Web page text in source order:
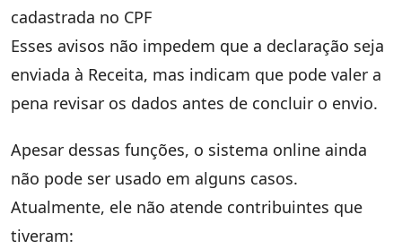
cadastrada no CPF
Esses avisos não impedem que a declaração seja
enviada à Receita, mas indicam que pode valer a
pena revisar os dados antes de concluir o envio.
Apesar dessas funções, o sistema online ainda
não pode ser usado em alguns casos.
Atualmente, ele não atende contribuintes que
tiveram: